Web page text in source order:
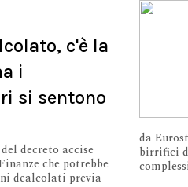
c'è la
i
si sentono
decreto accise
che potrebbe
dealcolati previa
da
birrifici